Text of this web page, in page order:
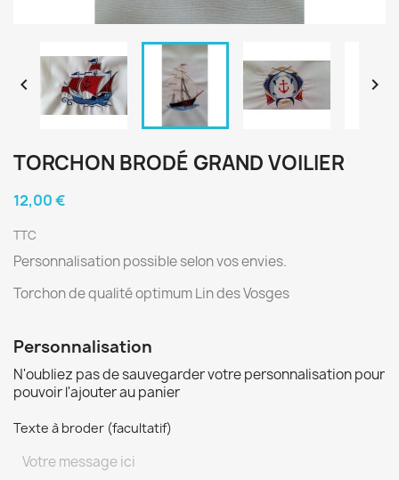
 
TORCHON BRODÉ GRAND VOILIER
12,00 €
TTC
Personnalisation possible selon vos envies.
Torchon de qualité optimum Lin des Vosges
Personnalisation
N'oubliez pas de sauvegarder votre personnalisation pour
pouvoir l'ajouter au panier
Texte à broder (facultatif)